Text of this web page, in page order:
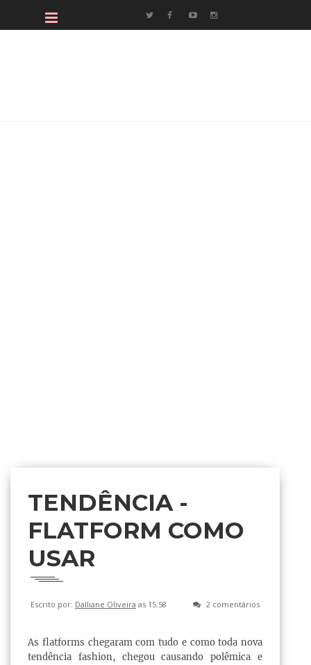
TENDÊNCIA -
FLATFORM COMO
USAR
Escrito por: Dalliane Oliveira as 15:58 2 comentários
As flatforms chegaram com tudo e como toda nova
tendência fashion, chegou causando polêmica e